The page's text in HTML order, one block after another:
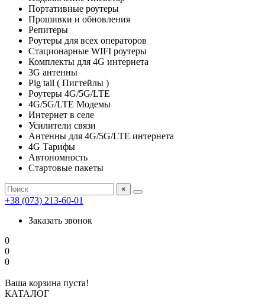
Портативные роутеры
Прошивки и обновления
Репитеры
Роутеры для всех операторов
Стационарные WIFI роутеры
Комплекты для 4G интернета
3G антенны
Pig tail ( Пигтейлы )
Роутеры 4G/5G/LTE
4G/5G/LTE Модемы
Интернет в селе
Усилители связи
Антенны для 4G/5G/LTE интернета
4G Тарифы
Автономность
Стартовые пакеты
×
+38 (073) 213-60-01
Заказать звонок
0
0
0
Ваша корзина пуста!
КАТАЛОГ